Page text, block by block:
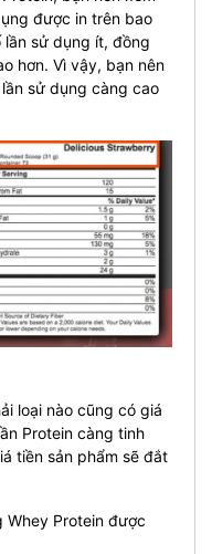
được in trên bao
lần sử dụng ít, đồng
hơn. Vì vậy, bạn nên
sử dụng càng cao
loại nào cũng có giá
Protein càng tinh
tiền sản phẩm sẽ đắt
Whey Protein được